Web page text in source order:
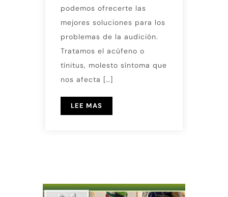
podemos ofrecerte las
mejores soluciones para los
problemas de la audición.
Tratamos el acúfeno o
tínitus, molesto síntoma que
nos afecta […]
LEE MAS